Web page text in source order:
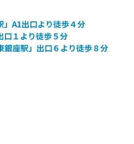
」A1出口より徒歩４分
口１より徒歩５分
銀座駅」出口６より徒歩８分